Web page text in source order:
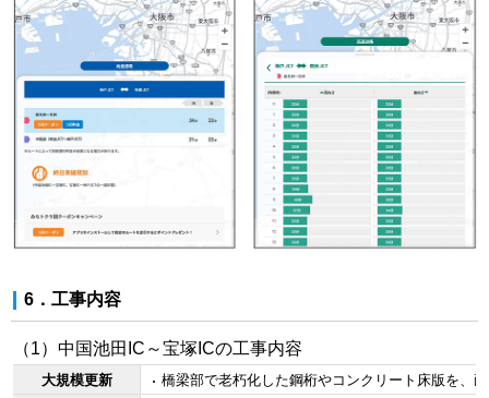
6．工事内容
（1）中国池田IC～宝塚ICの工事内容
大規模更新 橋梁部で老朽化した鋼桁やコンクリート床版を、